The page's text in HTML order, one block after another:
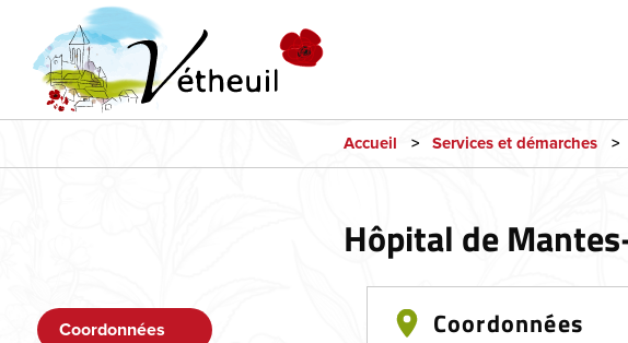
Accueil Services et démarches
Hôpital de
Coordonnées Coordonnées